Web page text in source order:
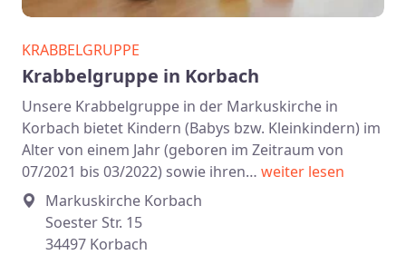
KRABBELGRUPPE
Krabbelgruppe in Korbach
Unsere Krabbelgruppe in der Markuskirche in
Korbach bietet Kindern (Babys bzw. Kleinkindern) im
Alter von einem Jahr (geboren im Zeitraum von
07/2021 bis 03/2022) sowie ihren… weiter lesen
Markuskirche Korbach
Soester Str. 15
34497 Korbach